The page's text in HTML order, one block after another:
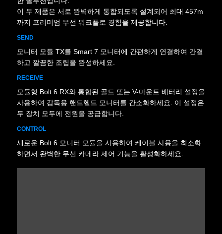
이 두 제품은 서로 완벽하게 통합되도록 설계되어 최대 457m
까지 프리미엄 무선 워크플로 경험을 제공합니다.
SEND
모니터 모듈 TX를 Smart 7 모니터에 간편하게 연결하여 간결
하고 깔끔한 조립을 완성하세요.
RECEIVE
모듈형 Bolt 6 RX와 통합된 골드 또는 V-마운트 배터리 설정을
사용하여 감독용 핸드헬드 모니터를 간소화하세요. 이 설정은
두 장치 모두에 전원을 공급합니다.
CONTROL
새로운 Bolt 6 모니터 모듈을 사용하여 케이블 사용을 최소화
하면서 완벽한 무선 카메라 제어 기능을 활성화하세요.